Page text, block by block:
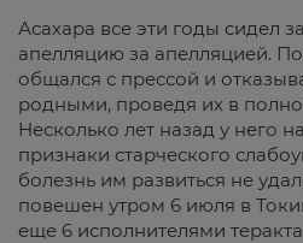
Асахара все эти годы сидел
апелляцию за апелляцией.
общался с прессой и
родными, проведя их в
Несколько лет назад у него
признаки старческого
болезнь им развиться не
повешен утром 6 июля в
еще 6 исполнителями